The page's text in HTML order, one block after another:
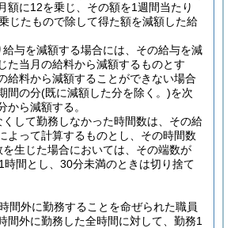
額に12を乗じ、その額を1週間当たり
じたもので除して得た額を減額した給
与を減額する場合には、その給与を減
た当月の給料から減額するものとす
給料から減額することができない場合
間の分(既に減額した分を除く。)を次
から減額する。
して勤務しなかった時間数は、その給
よって計算するものとし、その時間数
生じた場合においては、その端数が
時間とし、30分未満のときは切り捨て
間外に勤務することを命ぜられた職員
間外に勤務した全時間に対して、勤務1